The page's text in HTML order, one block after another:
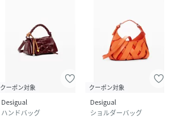
クーポン対象
Desigual
ハンドバッグ
クーポン対象
Desigual
ショルダーバッグ